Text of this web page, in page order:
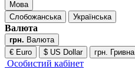
Мова
Слобожанська
Українська
Валюта
грн. Валюта
€ Euro
$ US Dollar грн. Гривна
Особистий кабінет